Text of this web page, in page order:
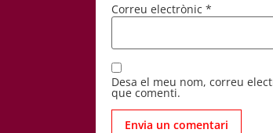
Correu electrònic *
Desa el meu nom, correu
que comenti.